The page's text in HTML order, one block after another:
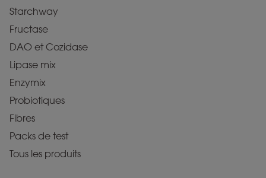
Starchway
Fructase
DAO et Cozidase
Lipase mix
Enzymix
Probiotiques
Fibres
Packs de test
Tous les produits